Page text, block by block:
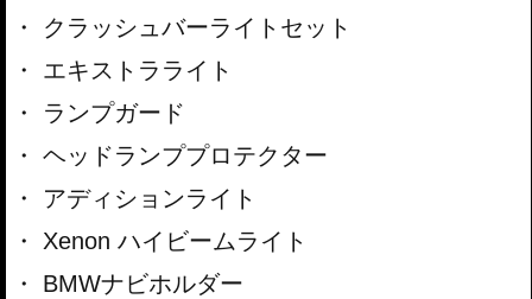
クラッシュバーライトセット
エキストラライト
ランプガード
ヘッドランププロテクター
アディションライト
Xenon ハイビームライト
BMWナビホルダー